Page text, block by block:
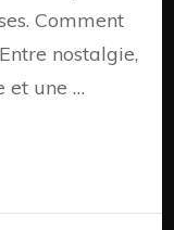
Comment
nostalgie,
et une …